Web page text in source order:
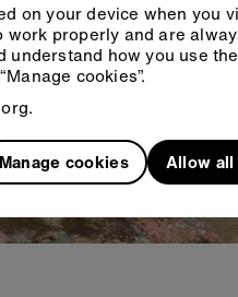
on your device when you
properly and are
how you use
cookies”.
Manage cookies Allow